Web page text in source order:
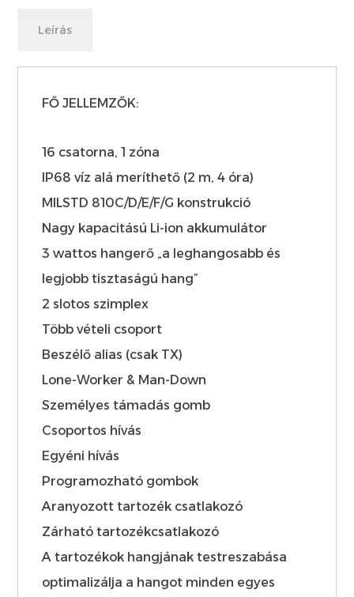
Leírás
FŐ JELLEMZŐK:
16 csatorna, 1 zóna
IP68 víz alá meríthető (2 m, 4 óra)
MILSTD 810C/D/E/F/G konstrukció
Nagy kapacitású Li-ion akkumulátor
3 wattos hangerő „a leghangosabb és
legjobb tisztaságú hang”
2 slotos szimplex
Több vételi csoport
Beszélő alias (csak TX)
Lone-Worker & Man-Down
Személyes támadás gomb
Csoportos hívás
Egyéni hívás
Programozható gombok
Aranyozott tartozék csatlakozó
Zárható tartozékcsatlakozó
A tartozékok hangjának testreszabása
optimalizálja a hangot minden egyes